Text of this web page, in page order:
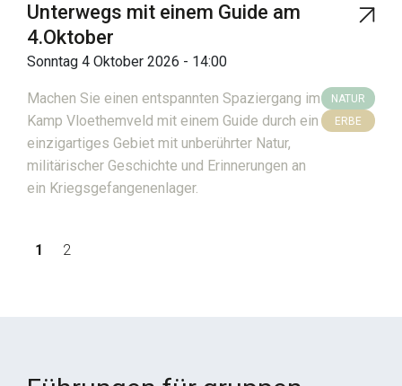
Unterwegs mit einem Guide am
4.Oktober
Sonntag 4 Oktober 2026 - 14:00
Machen Sie einen entspannten Spaziergang im
Kamp Vloethemveld mit einem Guide durch ein
einzigartiges Gebiet mit unberührter Natur,
militärischer Geschichte und Erinnerungen an
ein Kriegsgefangenenlager.
NATUR
ERBE
Seitennummerierung
Seite
1 Seite
2